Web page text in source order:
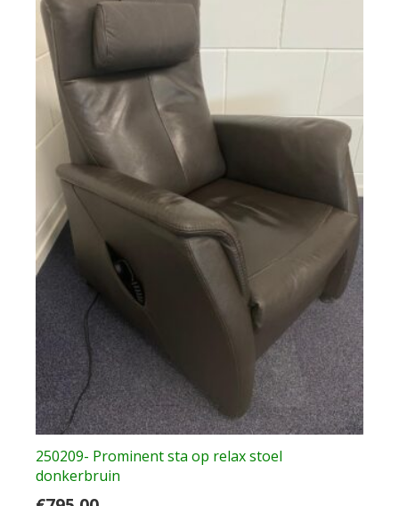
250209- Prominent sta op relax stoel
donkerbruin